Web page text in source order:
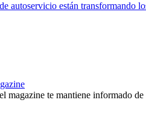
autoservicio están transformando
magazine te mantiene informado